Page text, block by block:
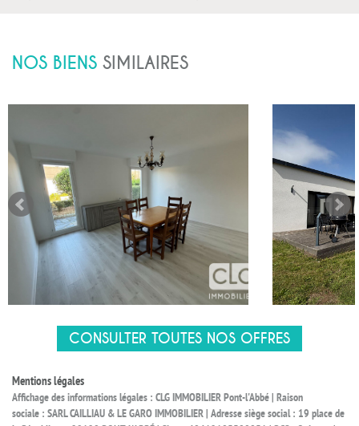
NOS BIENS SIMILAIRES
CONSULTER TOUTES NOS OFFRES
Mentions légales
Affichage des informations légales : CLG IMMOBILIER Pont-l'Abbé | Raison
sociale : SARL CAILLIAU & LE GARO IMMOBILIER | Adresse siège social : 19 place de